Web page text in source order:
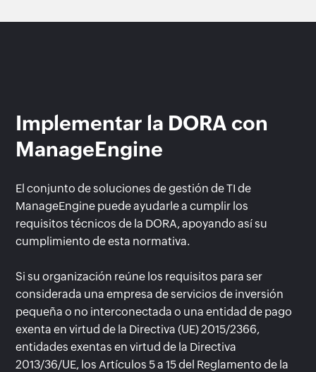
Implementar la DORA con
ManageEngine
El conjunto de soluciones de gestión de TI de
ManageEngine puede ayudarle a cumplir los
requisitos técnicos de la DORA, apoyando así su
cumplimiento de esta normativa.
Si su organización reúne los requisitos para ser
considerada una empresa de servicios de inversión
pequeña o no interconectada o una entidad de pago
exenta en virtud de la Directiva (UE) 2015/2366,
entidades exentas en virtud de la Directiva
2013/36/UE, los Artículos 5 a 15 del Reglamento de la